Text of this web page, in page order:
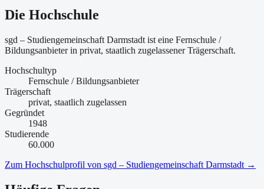
Die Hochschule
sgd – Studiengemeinschaft Darmstadt ist eine Fernschule /
Bildungsanbieterin privat, staatlich zugelassener Trägerschaft.
Hochschultyp
Fernschule / Bildungsanbieter
Trägerschaft
privat, staatlich zugelassen
Gegründet
1948
Studierende
60.000
Zum Hochschulprofil von sgd – Studiengemeinschaft Darmstadt →